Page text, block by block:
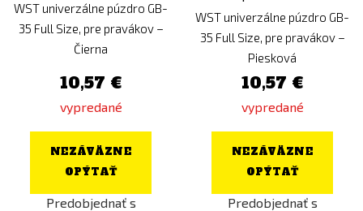
WST univerzálne púzdro GB-
35 Full Size, pre pravákov –
Čierna
10,57 €
vypredané
NEZÁVÄZNE
OPÝTAŤ
Predobjednať s
WST univerzálne púzdro GB-
35 Full Size, pre pravákov –
Piesková
10,57 €
vypredané
NEZÁVÄZNE
OPÝTAŤ
Predobjednať s